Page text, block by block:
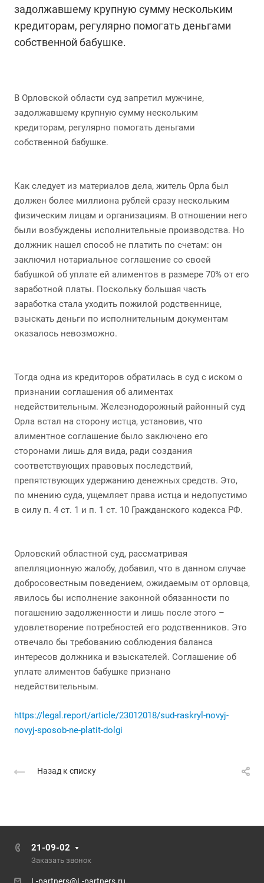
задолжавшему крупную сумму нескольким
кредиторам, регулярно помогать деньгами
собственной бабушке.
В Орловской области суд запретил мужчине,
задолжавшему крупную сумму нескольким
кредиторам, регулярно помогать деньгами
собственной бабушке.
Как следует из материалов дела, житель Орла был
должен более миллиона рублей сразу нескольким
физическим лицам и организациям. В отношении него
были возбуждены исполнительные производства. Но
должник нашел способ не платить по счетам: он
заключил нотариальное соглашение со своей
бабушкой об уплате ей алиментов в размере 70% от его
заработной платы. Поскольку большая часть
заработка стала уходить пожилой родственнице,
взыскать деньги по исполнительным документам
оказалось невозможно.
Тогда одна из кредиторов обратилась в суд с иском о
признании соглашения об алиментах
недействительным. Железнодорожный районный суд
Орла встал на сторону истца, установив, что
алиментное соглашение было заключено его
сторонами лишь для вида, ради создания
соответствующих правовых последствий,
препятствующих удержанию денежных средств. Это,
по мнению суда, ущемляет права истца и недопустимо
в силу п. 4 ст. 1 и п. 1 ст. 10 Гражданского кодекса РФ.
Орловский областной суд, рассматривая
апелляционную жалобу, добавил, что в данном случае
добросовестным поведением, ожидаемым от орловца,
явилось бы исполнение законной обязанности по
погашению задолженности и лишь после этого –
удовлетворение потребностей его родственников. Это
отвечало бы требованию соблюдения баланса
интересов должника и взыскателей. Соглашение об
уплате алиментов бабушке признано
недействительным.
https://legal.report/article/23012018/sud-raskryl-novyj-
novyj-sposob-ne-platit-dolgi
Назад к списку
21-09-02
Заказать звонок